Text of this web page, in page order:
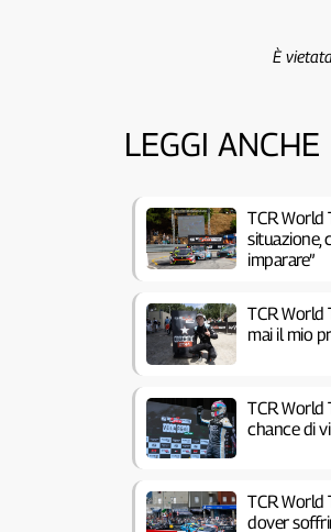
È
LEGGI ANCHE
TCR World
situazione,
imparare”
TCR World
mai il mio
TCR World
chance di
TCR World
dover